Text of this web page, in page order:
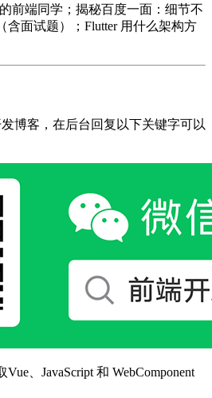
前端同学；揭秘百度一面：细节不
含面试题）；Flutter 用什么架构方
博客，在后台回复以下关键字可以
、JavaScript 和 WebComponent